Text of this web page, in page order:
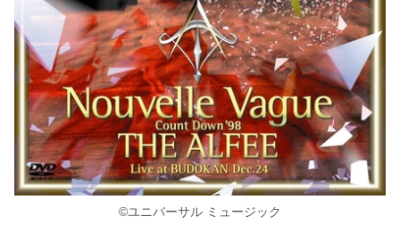
©ユニバーサル ミュージック